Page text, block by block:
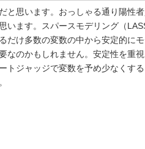
と思います。おっしゃる通り陽性
います。スパースモデリング（
だけ多数の変数の中から安定的に
なのかもしれません。安定性を重
トジャッジで変数を予め少なくす